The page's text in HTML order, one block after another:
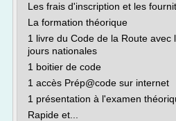
Les frais d'inscription et les
La formation théorique
1 livre du Code de la Route avec
jours nationales
1 boitier de code
1 accès Prép@code sur internet
1 présentation à l'examen
Rapide et...